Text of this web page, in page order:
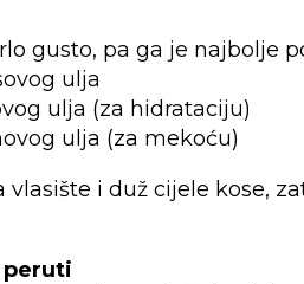
gusto, pa ga je najbolje
ulja
ulja (za hidrataciju)
ulja (za mekoću)
vlasište i duž cijele kose,